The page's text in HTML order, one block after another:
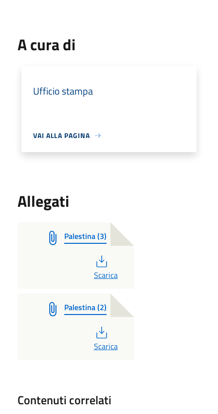
A cura di
Ufficio stampa
VAI ALLA PAGINA
Allegati
Palestina (3)
PDF
Scarica
Palestina (2)
PDF
Scarica
Contenuti correlati